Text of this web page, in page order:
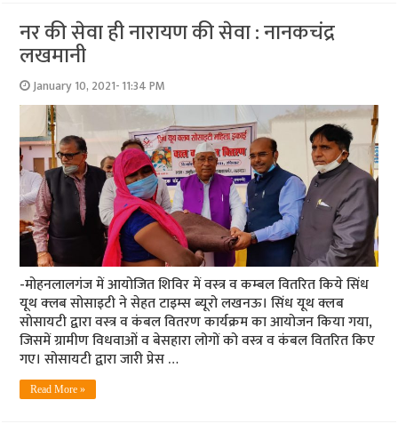
नर की सेवा ही नारायण की सेवा : नानकचंद्र
लखमानी
January 10, 2021- 11:34 PM
-मोहनलालगंज में आयोजित शिविर में वस्‍त्र व कम्‍बल वितरित किये सिंध
यूथ क्‍लब सोसाइटी ने सेहत टाइम्‍स ब्‍यूरो लखनऊ। सिंध यूथ क्लब
सोसायटी द्वारा वस्‍त्र व कंबल वितरण कार्यक्रम का आयोजन किया गया,
जिसमें ग्रामीण विधवाओं व बेसहारा लोगों को वस्त्र व कंबल वितरित किए
गए। सोसायटी द्वारा जारी प्रेस …
Read More »